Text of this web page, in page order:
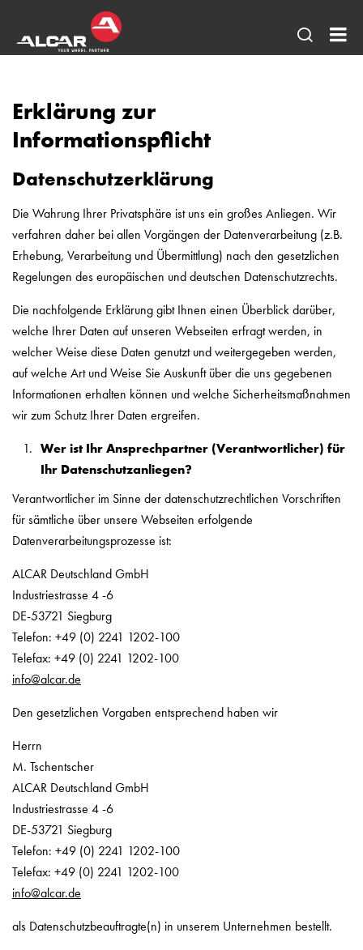
+
Erklärung zur
Informationspflicht
Datenschutzerklärung
Die Wahrung Ihrer Privatsphäre ist uns ein großes Anliegen. Wir
verfahren daher bei allen Vorgängen der Datenverarbeitung (z.B.
Erhebung, Verarbeitung und Übermittlung) nach den gesetzlichen
Regelungen des europäischen und deutschen Datenschutzrechts.
Die nachfolgende Erklärung gibt Ihnen einen Überblick darüber,
welche Ihrer Daten auf unseren Webseiten erfragt werden, in
welcher Weise diese Daten genutzt und weitergegeben werden,
auf welche Art und Weise Sie Auskunft über die uns gegebenen
Informationen erhalten können und welche Sicherheitsmaßnahmen
wir zum Schutz Ihrer Daten ergreifen.
Wer ist Ihr Ansprechpartner (Verantwortlicher) für
Ihr Datenschutzanliegen?
Verantwortlicher im Sinne der datenschutzrechtlichen Vorschriften
für sämtliche über unsere Webseiten erfolgende
Datenverarbeitungsprozesse ist:
ALCAR Deutschland GmbH
Industriestrasse 4 -6
DE-53721 Siegburg
Telefon: +49 (0) 2241 1202-100
Telefax: +49 (0) 2241 1202-100
info@alcar.de
Den gesetzlichen Vorgaben entsprechend haben wir
Herrn
M. Tschentscher
ALCAR Deutschland GmbH
Industriestrasse 4 -6
DE-53721 Siegburg
Telefon: +49 (0) 2241 1202-100
Telefax: +49 (0) 2241 1202-100
info@alcar.de
als Datenschutzbeauftragte(n) in unserem Unternehmen bestellt.